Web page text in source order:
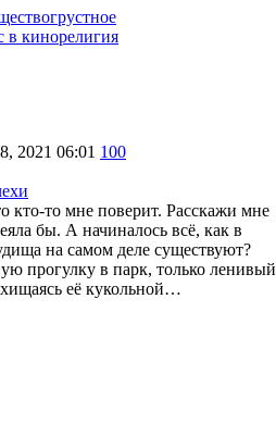
грустное
в кинорелигия
2021 06:01 100
кто-то мне поверит. Расскажи мне
бы. А начиналось всё, как в
на самом деле существуют?
прогулку в парк, только ленивый
её кукольной…